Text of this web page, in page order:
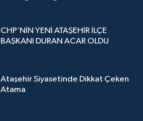
CHP’NİN YENİ ATAŞEHİR İLÇE
BAŞKANI DURAN ACAR OLDU
Ataşehir Siyasetinde Dikkat Çeken
Atama